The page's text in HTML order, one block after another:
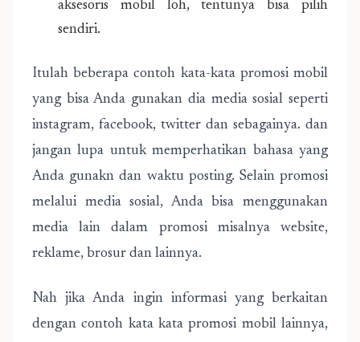
aksesoris mobil loh, tentunya bisa pilih
sendiri.
Itulah beberapa contoh kata-kata promosi mobil
yang bisa Anda gunakan dia media sosial seperti
instagram, facebook, twitter dan sebagainya. dan
jangan lupa untuk memperhatikan bahasa yang
Anda gunakn dan waktu posting. Selain promosi
melalui media sosial, Anda bisa menggunakan
media lain dalam promosi misalnya website,
reklame, brosur dan lainnya.
Nah jika Anda ingin informasi yang berkaitan
dengan contoh kata kata promosi mobil lainnya,